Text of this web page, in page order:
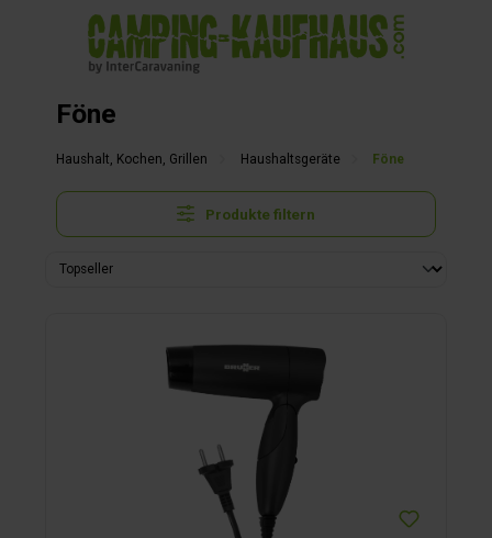
springen
Föne
Haushalt, Kochen, Grillen Haushaltsgeräte Föne
Produkte filtern